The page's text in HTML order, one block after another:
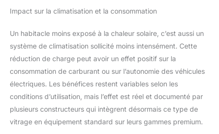
Impact sur la climatisation et la consommation
Un habitacle moins exposé à la chaleur solaire, c’est aussi un
système de climatisation sollicité moins intensément. Cette
réduction de charge peut avoir un effet positif sur la
consommation de carburant ou sur l’autonomie des véhicules
électriques. Les bénéfices restent variables selon les
conditions d’utilisation, mais l’effet est réel et documenté par
plusieurs constructeurs qui intègrent désormais ce type de
vitrage en équipement standard sur leurs gammes premium.